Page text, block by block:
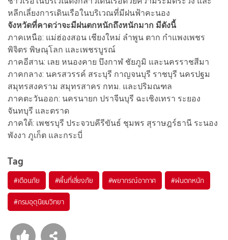
หลีกเลี่ยงการเดินเรือในบริเวณที่มีฝนฟ้าคะนอง
จังหวัดที่คาดว่าจะมีฝนตกหนักถึงหนักมาก มีดังนี้
ภาคเหนือ: แม่ฮ่องสอน เชียงใหม่ ลำพูน ตาก กำแพงเพชร
พิจิตร พิษณุโลก และเพชรบูรณ์
ภาคอีสาน: เลย หนองคาย บึงกาฬ ชัยภูมิ และนครราชสีมา
ภาคกลาง: นครสวรรค์ สระบุรี กาญจนบุรี ราชบุรี นครปฐม
สมุทรสงคราม สมุทรสาคร กทม. และปริมณฑล
ภาคตะวันออก: นครนายก ปราจีนบุรี ฉะเชิงเทรา ระยอง
จันทบุรี และตราด
ภาคใต้: เพชรบุรี ประจวบคีรีขันธ์ ชุมพร สุราษฎร์ธานี ระนอง
พังงา ภูเก็ต และกระบี่
Tag
#เตือนภัย #พื้นที่เสี่ยงภัย #พยากรณ์อากาศ #ฝนตกหนัก
#กรมอุตุนิยมวิทยา